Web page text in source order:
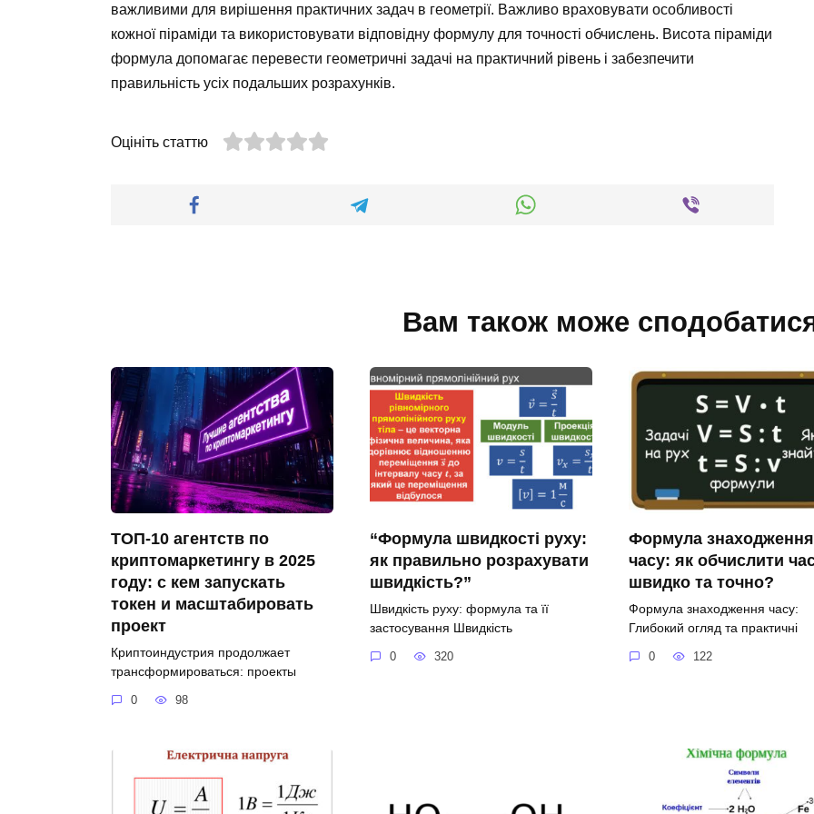
важливими для вирішення практичних задач в геометрії. Важливо враховувати особливості
кожної піраміди та використовувати відповідну формулу для точності обчислень. Висота піраміди
формула допомагає перевести геометричні задачі на практичний рівень і забезпечити
правильність усіх подальших розрахунків.
Оцініть статтю
Вам також може
ТОП-10 агентств по
криптомаркетингу в 2025
году: с кем запускать
токен и масштабировать
проект
Криптоиндустрия продолжает
трансформироваться: проекты
0 98
“Формула швидкості руху:
як правильно розрахувати
швидкість?”
Швидкість руху: формула та її
застосування Швидкість
0 320
Формула знаходження
часу: як обчислити
швидко та точно?
Формула знаходження часу:
Глибокий огляд та практичні
0 122